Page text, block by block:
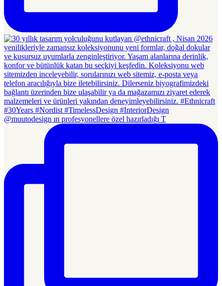
@muutodesign ın profesyonellere özel hazırladığı T